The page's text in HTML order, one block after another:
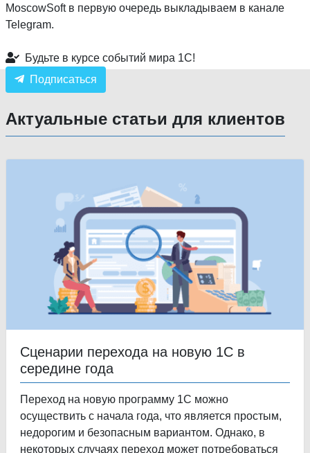
MoscowSoft в первую очередь выкладываем в канале
Telegram.
Будьте в курсе событий мира 1С!
Подписаться
Актуальные статьи для клиентов
Сценарии перехода на новую 1С в
середине года
Переход на новую программу 1С можно
осуществить с начала года, что является простым,
недорогим и безопасным вариантом. Однако, в
некоторых случаях переход может потребоваться